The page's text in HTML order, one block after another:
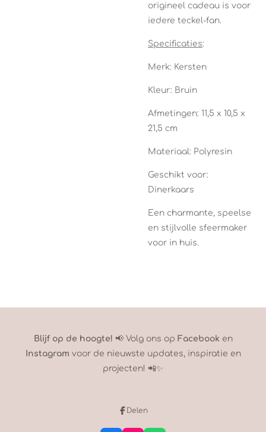
origineel cadeau is voor
iedere teckel-fan.
Specificaties:
Merk: Kersten
Kleur: Bruin
Afmetingen: 11,5 x 10,5 x
21,5 cm
Materiaal: Polyresin
Geschikt voor:
Dinerkaars
Een charmante, speelse
en stijlvolle sfeermaker
voor in huis.
Blijf op de hoogte! 📢 Volg ons op Facebook en
Instagram voor de nieuwste updates, inspiratie en
projecten! 📲✨
Delen